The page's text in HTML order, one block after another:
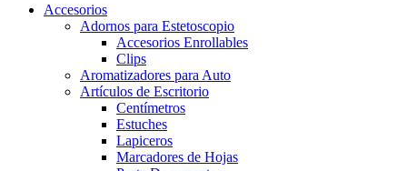
Accesorios
Adornos para Estetoscopio
Accesorios Enrollables
Clips
Aromatizadores para Auto
Artículos de Escritorio
Centímetros
Estuches
Lapiceros
Marcadores de Hojas